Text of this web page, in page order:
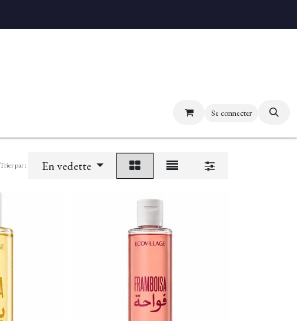
Se connecter
Trier par : En vedette